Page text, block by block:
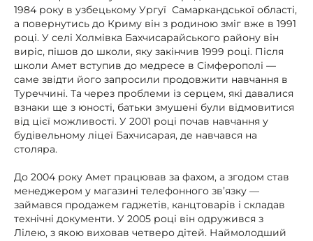
1984 року в узбецькому Ургуї Самаркандської області,
а повернутись до Криму він з родиною зміг вже в 1991
році. У селі Холмівка Бахчисарайського району він
виріс, пішов до школи, яку закінчив 1999 році. Після
школи Амет вступив до медресе в Сімферополі —
саме звідти його запросили продовжити навчання в
Туреччині. Та через проблеми із серцем, які давалися
взнаки ще з юності, батьки змушені були відмовитися
від цієї можливості. У 2001 році почав навчання у
будівельному ліцеї Бахчисарая, де навчався на
столяра.
До 2004 року Амет працював за фахом, а згодом став
менеджером у магазині телефонного зв’язку —
займався продажем гаджетів, канцтоварів і складав
технічні документи. У 2005 році він одружився з
Лілею, з якою виховав четверо дітей. Наймолодший